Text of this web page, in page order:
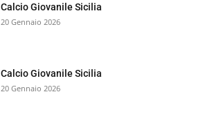
Calcio Giovanile Sicilia
20 Gennaio 2026
Calcio Giovanile Sicilia
20 Gennaio 2026